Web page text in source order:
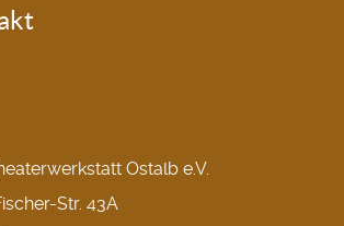
Ostalb e.V.
Str. 43A